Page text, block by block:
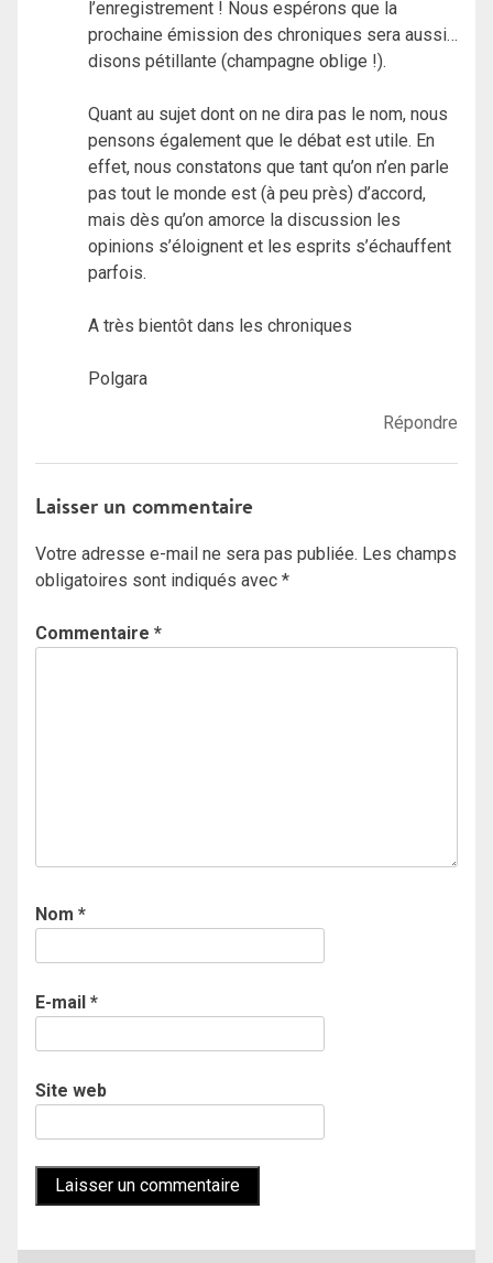
l’enregistrement ! Nous espérons que la
prochaine émission des chroniques sera aussi…
disons pétillante (champagne oblige !).
Quant au sujet dont on ne dira pas le nom, nous
pensons également que le débat est utile. En
effet, nous constatons que tant qu’on n’en parle
pas tout le monde est (à peu près) d’accord,
mais dès qu’on amorce la discussion les
opinions s’éloignent et les esprits s’échauffent
parfois.
A très bientôt dans les chroniques
Polgara
Répondre
Laisser un commentaire
Votre adresse e-mail ne sera pas publiée. Les champs
obligatoires sont indiqués avec *
Commentaire *
Nom *
E-mail *
Site web